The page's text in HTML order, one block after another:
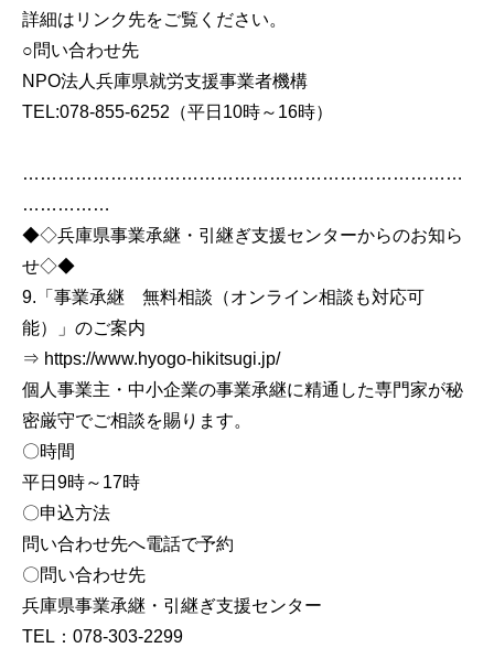
詳細はリンク先をご覧ください。
○問い合わせ先
NPO法人兵庫県就労支援事業者機構
TEL:078-855-6252（平日10時～16時）
…………………………………………………………………
……………
◆◇兵庫県事業承継・引継ぎ支援センターからのお知ら
せ◇◆
9.「事業承継 無料相談（オンライン相談も対応可
能）」のご案内
⇒ https://www.hyogo-hikitsugi.jp/
個人事業主・中小企業の事業承継に精通した専門家が秘
密厳守でご相談を賜ります。
〇時間
平日9時～17時
〇申込方法
問い合わせ先へ電話で予約
〇問い合わせ先
兵庫県事業承継・引継ぎ支援センター
TEL：078-303-2299